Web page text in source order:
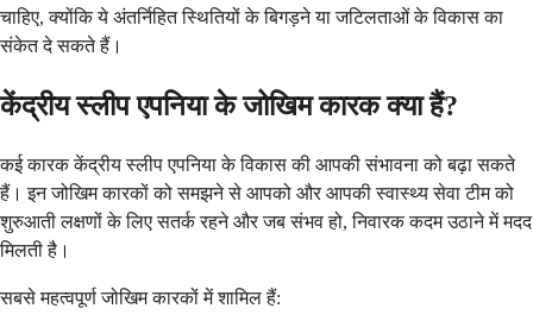
चाहिए, क्योंकि ये अंतर्निहित स्थितियों के बिगड़ने या जटिलताओं के विकास का
संकेत दे सकते हैं।
केंद्रीय स्लीप एपनिया के जोखिम कारक क्या हैं?
कई कारक केंद्रीय स्लीप एपनिया के विकास की आपकी संभावना को बढ़ा सकते
हैं। इन जोखिम कारकों को समझने से आपको और आपकी स्वास्थ्य सेवा टीम को
शुरुआती लक्षणों के लिए सतर्क रहने और जब संभव हो, निवारक कदम उठाने में मदद
मिलती है।
सबसे महत्वपूर्ण जोखिम कारकों में शामिल हैं: